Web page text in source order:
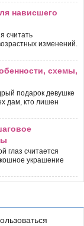
нависшего
считать
изменений.
схемы,
подарок девушке
дам, кто лишен
глаз считается
украшение